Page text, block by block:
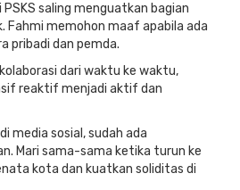
saling menguatkan bagian
Fahmi memohon maaf apabila ada
pribadi dan pemda.
dari waktu ke waktu,
reaktif menjadi aktif dan
media sosial, sudah ada
Mari sama-sama ketika turun ke
kota dan kuatkan soliditas di